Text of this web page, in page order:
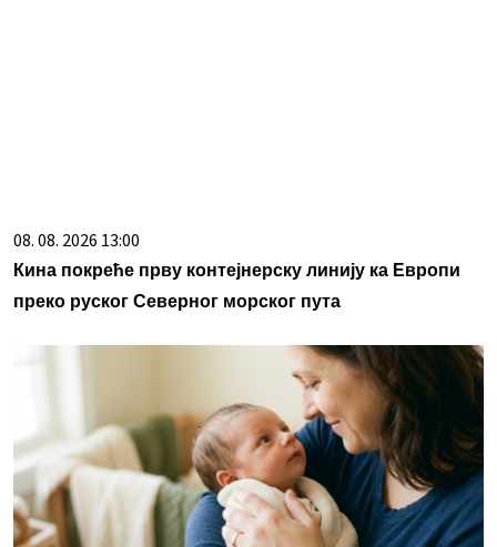
08. 08. 2026 13:00
Кина покреће прву контејнерску линију ка Европи
преко руског Северног морског пута